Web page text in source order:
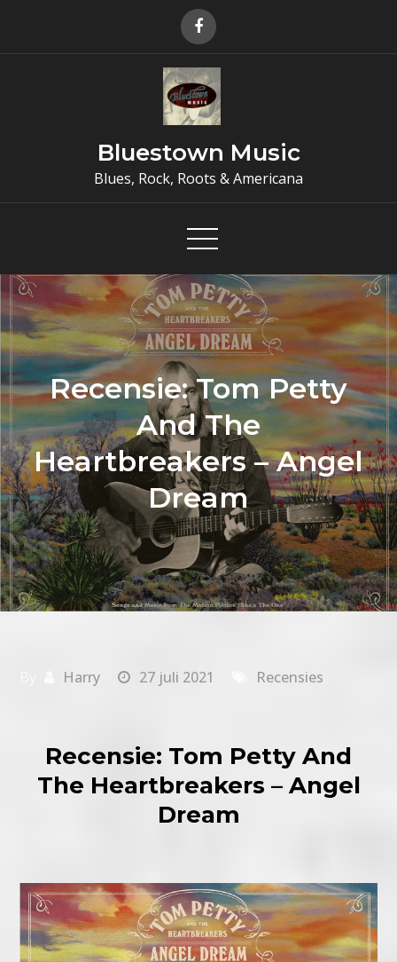
Bluestown Music
Blues, Rock, Roots & Americana
Recensie: Tom Petty
And The
Heartbreakers – Angel
Dream
Harry 27 juli 2021 Recensies
Recensie: Tom Petty And
The Heartbreakers – Angel
Dream